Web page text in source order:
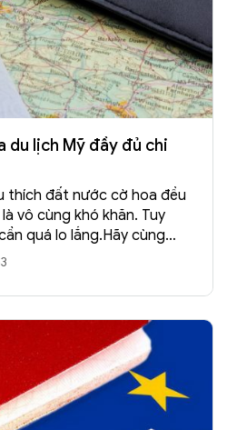
du lịch Mỹ đầy đủ chi
thích đất nước cờ hoa đều
vô cùng khó khăn. Tuy
quá lo lắng.Hãy cùng
kinh nghiệm, chắc chắn các
Hồ Sơ bạn phải chuẩn bị